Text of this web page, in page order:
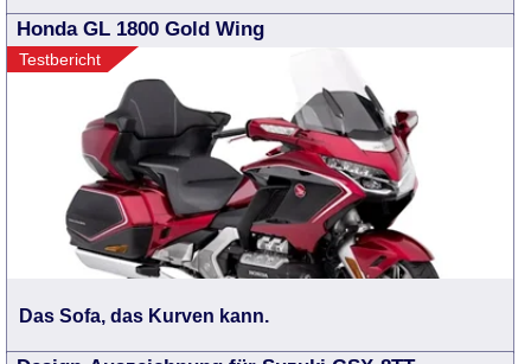
Honda GL 1800 Gold Wing
Testbericht
Das Sofa, das Kurven kann.